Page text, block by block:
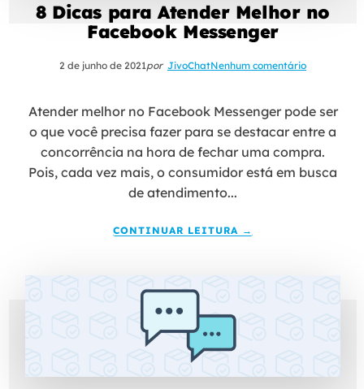
8 Dicas para Atender Melhor no
Facebook Messenger
2 de junho de 2021por JivoChatNenhum comentário
Atender melhor no Facebook Messenger pode ser
o que você precisa fazer para se destacar entre a
concorrência na hora de fechar uma compra.
Pois, cada vez mais, o consumidor está em busca
de atendimento...
CONTINUAR LEITURA →